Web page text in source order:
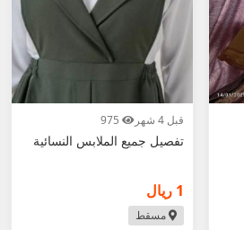
قبل 4 شهر
تفصيل جميع الملابس النسائية
1 ريال
مسقط